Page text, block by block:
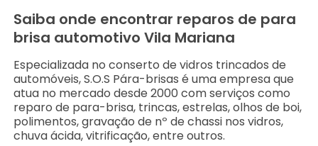
Saiba onde encontrar reparos de para
brisa automotivo Vila Mariana
Especializada no conserto de vidros trincados de
automóveis, S.O.S Pára-brisas é uma empresa que
atua no mercado desde 2000 com serviços como
reparo de para-brisa, trincas, estrelas, olhos de boi,
polimentos, gravação de nº de chassi nos vidros,
chuva ácida, vitrificação, entre outros.